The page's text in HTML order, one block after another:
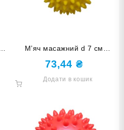
М’яч масажний d 7 см
надувний жовтий D7-Ж
73,44 ₴
Додати в кошик